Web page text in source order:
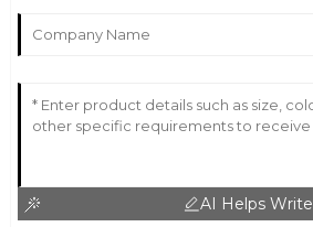
AI Helps Write